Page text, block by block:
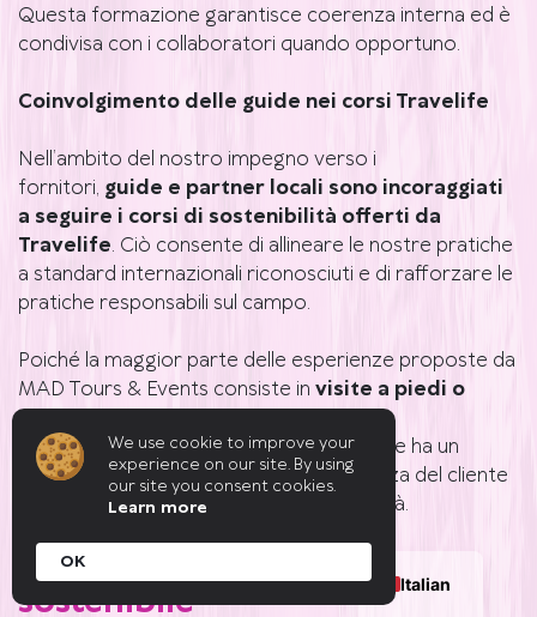
Questa formazione garantisce coerenza interna ed è
condivisa con i collaboratori quando opportuno.
Coinvolgimento delle guide nei corsi Travelife
Nell’ambito del nostro impegno verso i
fornitori, guide e partner locali sono incoraggiati
a seguire i corsi di sostenibilità offerti da
Travelife. Ciò consente di allineare le nostre pratiche
a standard internazionali riconosciuti e di rafforzare le
pratiche responsabili sul campo.
Poiché la maggior parte delle esperienze proposte da
MAD Tours & Events consiste in visite a piedi o
attività in piccoli gruppi guidate da
professionisti locali, questa formazione ha un
impatto diretto e concreto sull’esperienza del cliente
e sulle prestazioni in termini di sostenibilità.
4. Strategia di alloggio
sostenibile
We use cookie to improve your
experience on our site. By using
our site you consent cookies.
Learn more
OK
Italian